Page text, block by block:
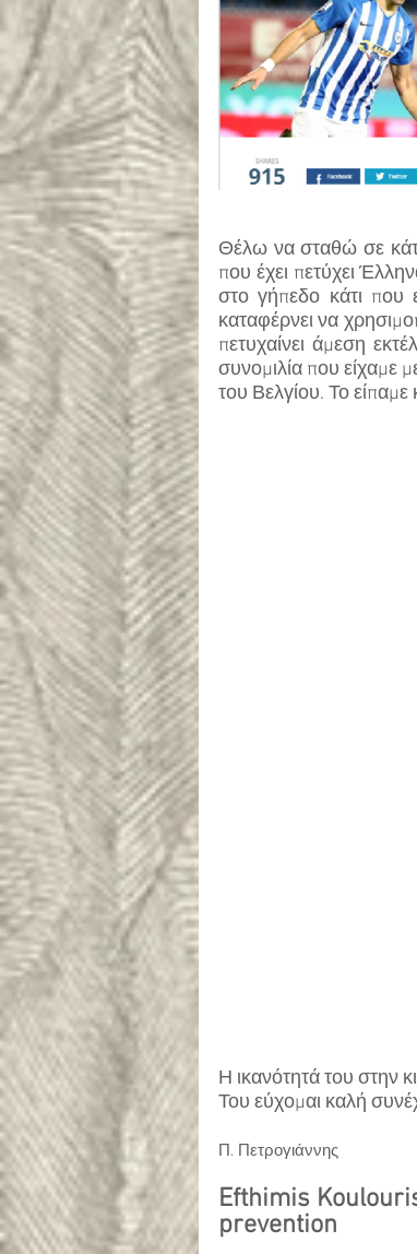
Θέλω να σταθώ σε
που έχει πετύχει
στο γήπεδο κάτι που
καταφέρνει να
πετυχαίνει άμεση
συνομιλία που είχαμε
του Βελγίου. Το είπαμε
Η ικανότητά του στην
Του εύχομαι καλή
Π. Πετρογιάννης
Efthimis
prevention